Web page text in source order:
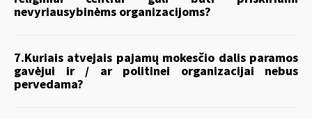
nevyriausybinėms organizacijoms?
7.Kuriais atvejais pajamų mokesčio dalis paramos
gavėjui ir / ar politinei organizacijai nebus
pervedama?